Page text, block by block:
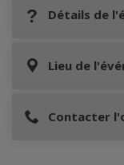
Détails de
Lieu de
Contacter